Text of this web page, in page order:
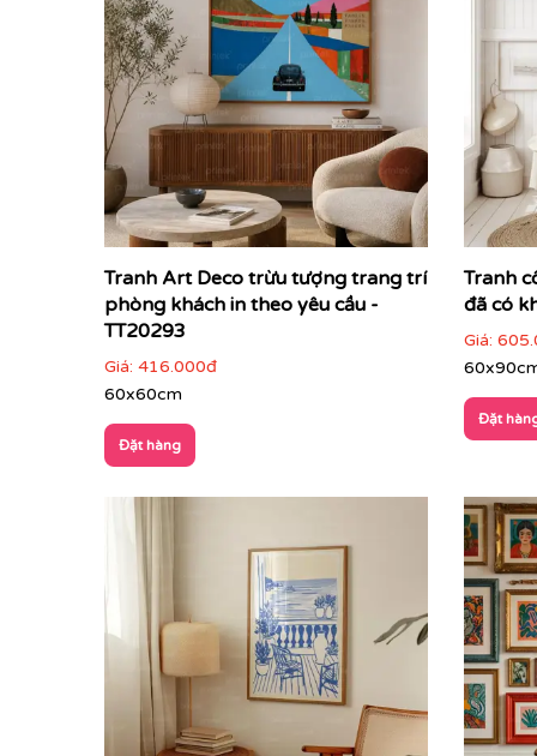
Tranh Art Deco trừu tượng trang trí
phòng khách in theo yêu cầu -
TT20293
Giá: 416.000đ
60x60cm
Đặt hàng
Tranh
đã có
Giá:
Đặt